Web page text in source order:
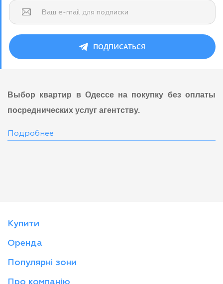
Ваш e-mail для подписки
ПОДПИСАТЬСЯ
Выбор квартир в Одессе на покупку без оплаты
посреднических услуг агентству.
Подробнее
Купити
Оренда
Популярні зони
Про компанію